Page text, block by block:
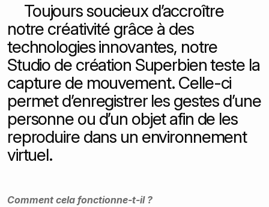
Toujours soucieux d’accroître
notre créativité grâce à des
technologies innovantes, notre
Studio de création Superbien teste la
capture de mouvement. Celle-ci
permet d’enregistrer les gestes d’une
personne ou d’un objet afin de les
reproduire dans un environnement
virtuel.
Comment cela fonctionne-t-il ?